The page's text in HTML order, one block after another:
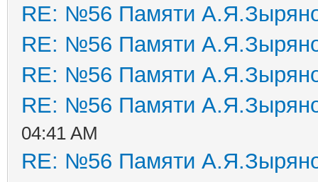
RE: №56 Памяти
RE: №56 Памяти
RE: №56 Памяти
RE: №56 Памяти
04:41 AM
RE: №56 Памяти